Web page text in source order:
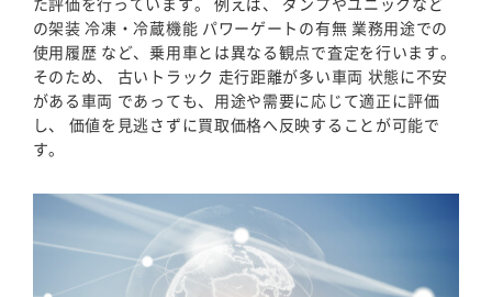
の架装 冷凍・冷蔵機能 パワーゲートの有無 業務用途での
使用履歴 など、乗用車とは異なる観点で査定を行います。
そのため、 古いトラック 走行距離が多い車両 状態に不安
がある車両 であっても、用途や需要に応じて適正に評価
し、 価値を見逃さずに買取価格へ反映することが可能で
す。